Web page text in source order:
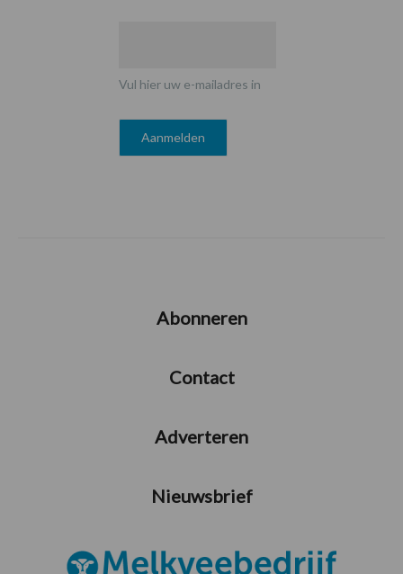
Vul hier uw e-mailadres in
Abonneren
Contact
Adverteren
Nieuwsbrief